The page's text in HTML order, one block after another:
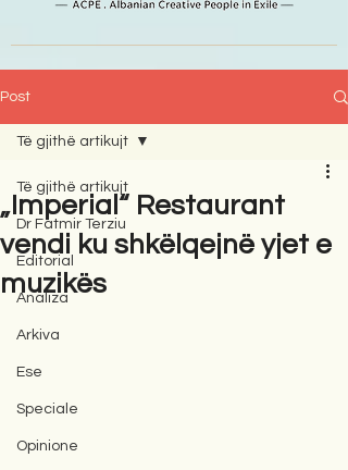
Post
Të gjithë artikujt
Dr Fatmir Terziu
Editorial
Analiza
Arkiva
Ese
Speciale
Opinione
Të gjithë artikujt
„Imperial“ Restaurant
vendi ku shkëlqejnë yjet e
muzikës